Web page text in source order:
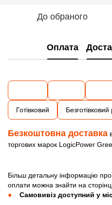
До обраного
Оплата
Готівковий
Безкоштовна доставка
торгових марок LogicPower
Більш детальну інформацію
оплати можна знайти на
Самовивіз доступний у